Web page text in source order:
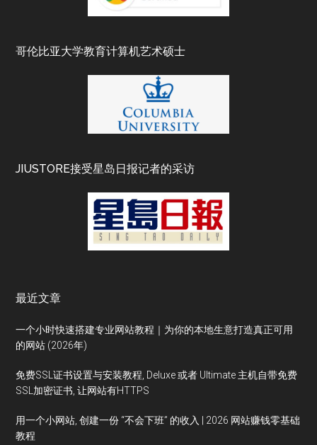
哥伦比亚大学教育计算机艺术硕士
JIUSTORE接受星岛日报记者的采访
最近文章
一个小时快速搭建专业网站教程｜为你的本地生意打造真正可用
的网站 (2026年)
免费SSL证书设置与安装教程, Deluxe 或者 Ultimate 主机自带免费
SSL加密证书, 让网站有HTTPS
用一个小网站, 创建一份 “不会下班” 的收入 | 2026 网站赚钱零基础
教程